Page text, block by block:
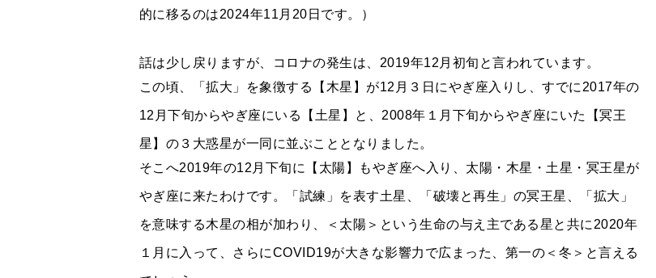
的に移るのは2024年11月20日です。）
話は少し戻りますが、コロナの発生は、2019年12月初旬と言われています。
この頃、「拡大」を象徴する【木星】が12月３日にやぎ座入りし、すでに2017年の
12月下旬からやぎ座にいる【土星】と、2008年１月下旬からやぎ座にいた【冥王
星】の ３大惑星が一同に並ぶこととなりました。
そこへ2019年の12月下旬に【太陽】もやぎ座へ入り、太陽・木星・土星・冥王星が
やぎ座に来たわけです。「試練」を表す土星、「破壊と再生」の冥王星、「拡大」
を意味する木星の相が加わり、＜太陽＞という生命の与え主である星と共に2020年
１月に入って、さらにCOVID19が大きな影響力で広まった、第一の＜冬＞と言える